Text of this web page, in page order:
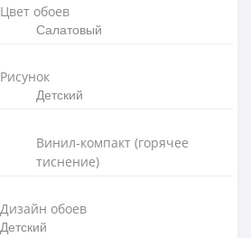
Цвет обоев
Салатовый
Рисунок
Детский
Винил-компакт (горячее
тиснение)
Дизайн обоев
Детский